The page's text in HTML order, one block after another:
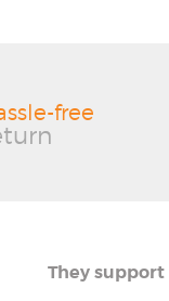
free
They support